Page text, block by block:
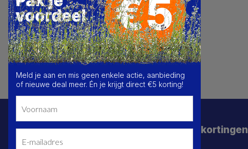
Schrijf je in voor de beste deals en kortingen
Meld je aan en mis geen enkele actie, aanbieding
of nieuwe deal meer. Én je krijgt direct €5 korting!